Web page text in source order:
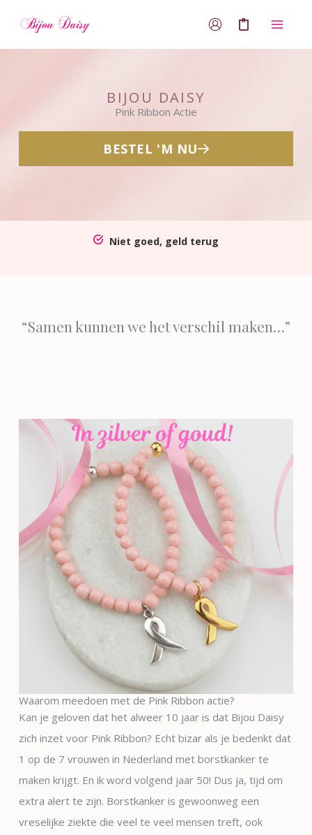
de
BIJOU DAISY
Pink Ribbon Actie
BESTEL 'M NU
Niet goed, geld terug
“Samen kunnen we het verschil maken…”
Waarom meedoen met de Pink Ribbon actie?
Kan je geloven dat het alweer 10 jaar is dat Bijou Daisy
zich inzet voor Pink Ribbon? Echt bizar als je bedenkt dat
1 op de 7 vrouwen in Nederland met borstkanker te
maken krijgt. En ik word volgend jaar 50! Dus ja, tijd om
extra alert te zijn. Borstkanker is gewoonweg een
vreselijke ziekte die veel te veel mensen treft, ook